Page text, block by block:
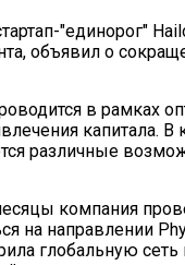
"единорог"
объявил о
в рамках
капитала. В
различные
компания
на направлении
глобальную сеть